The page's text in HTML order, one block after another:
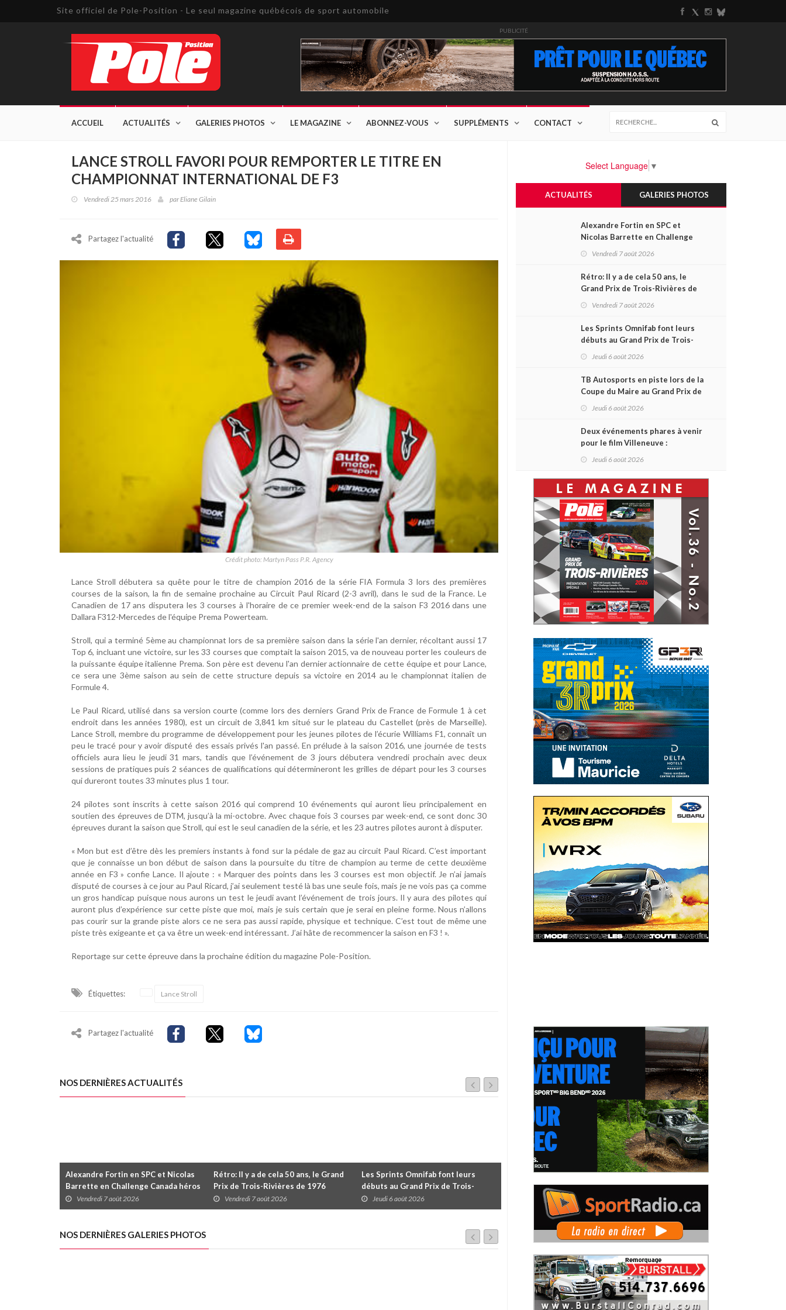
Site officiel de Pole-Position - Le seul magazine québécois de sport automobile
PUBLICITÉ
ACCUEIL ACTUALITÉS GALERIES PHOTOS LE MAGAZINE ABONNEZ-VOUS SUPPLÉMENTS CONTACT
LANCE STROLL FAVORI POUR REMPORTER LE TITRE EN
CHAMPIONNAT INTERNATIONAL DE F3
Vendredi 25 mars 2016 parEliane Gilain
Partagez l'actualité
Crédit photo: Martyn Pass P.R. Agency
Lance Stroll débutera sa quête pour le titre de champion 2016 de la série FIA Formula 3 lors des premières
courses de la saison, la fin de semaine prochaine au Circuit Paul Ricard (2-3 avril), dans le sud de la France. Le
Canadien de 17 ans disputera les 3 courses à l'horaire de ce premier week-end de la saison F3 2016 dans une
Dallara F312-Mercedes de l'équipe Prema Powerteam.
Stroll, qui a terminé 5ème au championnat lors de sa première saison dans la série l'an dernier, récoltant aussi 17
Top 6, incluant une victoire, sur les 33 courses que comptait la saison 2015, va de nouveau porter les couleurs de
la puissante équipe italienne Prema. Son père est devenu l'an dernier actionnaire de cette équipe et pour Lance,
ce sera une 3ème saison au sein de cette structure depuis sa victoire en 2014 au le championnat italien de
Formule 4.
Le Paul Ricard, utilisé dans sa version courte (comme lors des derniers Grand Prix de France de Formule 1 à cet
endroit dans les années 1980), est un circuit de 3,841 km situé sur le plateau du Castellet (près de Marseille).
Lance Stroll, membre du programme de développement pour les jeunes pilotes de l’écurie Williams F1, connaît un
peu le tracé pour y avoir disputé des essais privés l'an passé. En prélude à la saison 2016, une journée de tests
officiels aura lieu le jeudi 31 mars, tandis que l’événement de 3 jours débutera vendredi prochain avec deux
sessions de pratiques puis 2 séances de qualifications qui détermineront les grilles de départ pour les 3 courses
qui dureront toutes 33 minutes plus 1 tour.
24 pilotes sont inscrits à cette saison 2016 qui comprend 10 événements qui auront lieu principalement en
soutien des épreuves de DTM, jusqu’à la mi-octobre. Avec chaque fois 3 courses par week-end, ce sont donc 30
épreuves durant la saison que Stroll, qui est le seul canadien de la série, et les 23 autres pilotes auront à disputer.
« Mon but est d’être dès les premiers instants à fond sur la pédale de gaz au circuit Paul Ricard. C’est important
que je connaisse un bon début de saison dans la poursuite du titre de champion au terme de cette deuxième
année en F3 » confie Lance. Il ajoute : « Marquer des points dans les 3 courses est mon objectif. Je n’ai jamais
disputé de courses à ce jour au Paul Ricard, j’ai seulement testé là bas une seule fois, mais je ne vois pas ça comme
un gros handicap puisque nous aurons un test le jeudi avant l’événement de trois jours. Il y aura des pilotes qui
auront plus d’expérience sur cette piste que moi, mais je suis certain que je serai en pleine forme. Nous n’allons
pas courir sur la grande piste alors ce ne sera pas aussi rapide, physique et technique. C’est tout de même une
piste très exigeante et ça va être un week-end intéressant. J’ai hâte de recommencer la saison en F3 ! ».
Reportage sur cette épreuve dans la prochaine édition du magazine Pole-Position.
Étiquettes: Lance Stroll
Partagez l'actualité
NOS DERNIÈRES ACTUALITÉS
Alexandre Fortin en SPC et Nicolas
Barrette en Challenge Canada héros
des premières courses du week-end
au GP3R
Vendredi 7 août 2026
Rétro: Il y a de cela 50 ans, le Grand
Prix de Trois-Rivières de 1976
Vendredi 7 août 2026
Les Sprints Omnifab font leurs
débuts au Grand Prix de Trois-
Rivières avec un format inspiré de
Daytona
Jeudi 6 août 2026
TB Autosports en piste lors de la
Coupe du Maire au Grand Prix de
Trois-Rivières
Jeudi 6 août 2026
Deux événements phares à venir
pour le film Villeneuve :
d'une légende (+ vidéo)
NOS DERNIÈRES GALERIES PHOTOS
Select Language ▼
ACTUALITÉS GALERIES PHOTOS
Alexandre Fortin en SPC et
Nicolas Barrette en Challenge
Canada héros des premières
Vendredi 7 août 2026
Rétro: Il y a de cela 50 ans, le
Grand Prix de Trois-Rivières de
1976
Vendredi 7 août 2026
Les Sprints Omnifab font leurs
débuts au Grand Prix de Trois-
Rivières avec un format inspiré
Jeudi 6 août 2026
TB Autosports en piste lors de la
Coupe du Maire au Grand Prix de
Trois-Rivières
Jeudi 6 août 2026
Deux événements phares à venir
pour le film Villeneuve :
L'ascension d'une légende (+
Jeudi 6 août 2026